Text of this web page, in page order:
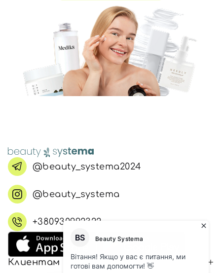
@beauty_systema2024
@beauty_systema
+380930992322
Клиентам